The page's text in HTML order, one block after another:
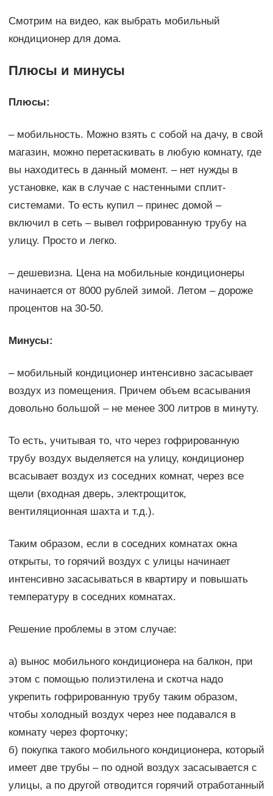
Смотрим на видео, как выбрать мобильный
кондиционер для дома.
Плюсы и минусы
Плюсы:
– мобильность. Можно взять с собой на дачу, в свой
магазин, можно перетаскивать в любую комнату, где
вы находитесь в данный момент. – нет нужды в
установке, как в случае с настенными сплит-
системами. То есть купил – принес домой –
включил в сеть – вывел гофрированную трубу на
улицу. Просто и легко.
– дешевизна. Цена на мобильные кондиционеры
начинается от 8000 рублей зимой. Летом – дороже
процентов на 30-50.
Минусы:
– мобильный кондиционер интенсивно засасывает
воздух из помещения. Причем объем всасывания
довольно большой – не менее 300 литров в минуту.
То есть, учитывая то, что через гофрированную
трубу воздух выделяется на улицу, кондиционер
всасывает воздух из соседних комнат, через все
щели (входная дверь, электрощиток,
вентиляционная шахта и т.д.).
Таким образом, если в соседних комнатах окна
открыты, то горячий воздух с улицы начинает
интенсивно засасываться в квартиру и повышать
температуру в соседних комнатах.
Решение проблемы в этом случае:
а) вынос мобильного кондиционера на балкон, при
этом с помощью полиэтилена и скотча надо
укрепить гофрированную трубу таким образом,
чтобы холодный воздух через нее подавался в
комнату через форточку;
б) покупка такого мобильного кондиционера, который
имеет две трубы – по одной воздух засасывается с
улицы, а по другой отводится горячий отработанный